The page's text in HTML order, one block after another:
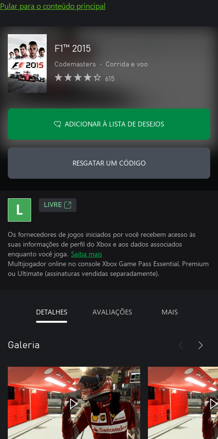
Pular para o conteúdo principal
F1™ 2015
Codemasters • Corrida e voo
615
ADICIONAR À LISTA DE DESEJOS
RESGATAR UM CÓDIGO
LIVRE
Os fornecedores de jogos iniciados por você recebem acesso às
suas informações de perfil do Xbox e aos dados associados
enquanto você joga. Saiba mais
Multijogador online no console Xbox Game Pass Essential, Premium
ou Ultimate (assinaturas vendidas separadamente).
DETALHES AVALIAÇÕES MAIS
Galeria